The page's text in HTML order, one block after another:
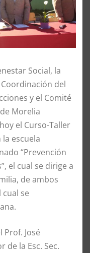
Social, la
del
y el Comité
Morelia
el Curso-Taller
escuela
“Prevención
el cual se dirige a
de ambos
se
José
de la Esc. Sec.